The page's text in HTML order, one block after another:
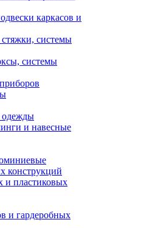
каркасов и
системы
системы
одежды
и навесные
конструкций
пластиковых
и гардеробных